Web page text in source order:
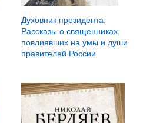
Духовник президента.
Рассказы о священниках,
повлиявших на умы и души
правителей России